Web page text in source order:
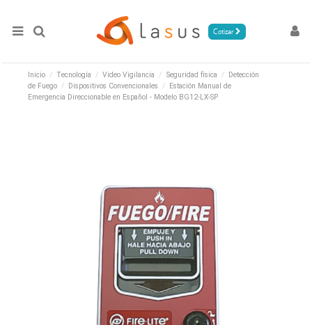
Cotizar
Inicio Tecnología Video Vigilancia Seguridad física
Detección
de Fuego
Dispositivos Convencionales
Estación Manual de
Emergencia Direccionable en Español - Modelo BG12-LX-SP